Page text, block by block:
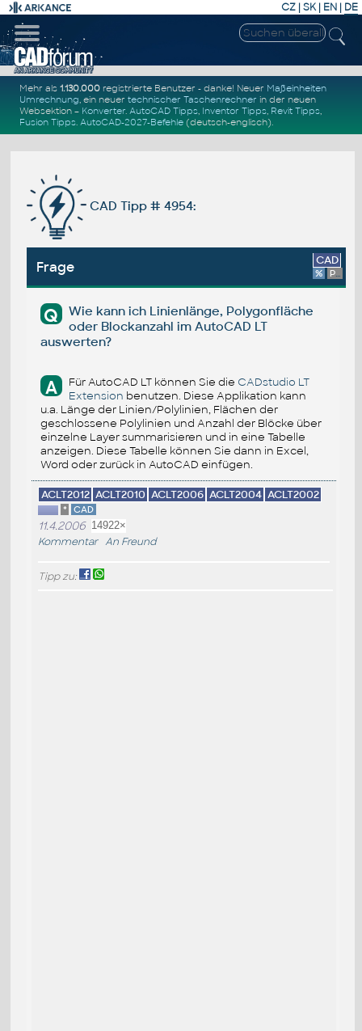
CZ | SK| EN | DE
Mehr als1.130.000 registrierte Benutzer - danke! Neuer Maßeinheiten
Umrechnung, ein neuertechnischer Taschenrechner in der neuen
Websektion – Konverter.AutoCAD Tipps, Inventor Tipps, Revit Tipps,
Fusion Tipps.AutoCAD-2027-Befehle (deutsch-englisch).
CAD Tipp # 4954:
Frage CAD
% Platform
Q
Wie kann ich Linienlänge, Polygonfläche
oder Blockanzahl im AutoCAD LT
auswerten?
A Für AutoCAD LT können Sie die CADstudio LT
Extension benutzen. Diese Applikation kann
u.a. Länge der Linien/Polylinien, Flächen der
geschlossene Polylinien und Anzahl der Blöcke über
einzelne Layer summarisieren und in eine Tabelle
anzeigen. Diese Tabelle können Sie dann in Excel,
Word oder zurück in AutoCAD einfügen.
ACLT2012 ACLT2010 ACLT2006 ACLT2004 ACLT2002
* CAD
11.4.2006 14922×
Kommentar An Freund
Tipp zu: